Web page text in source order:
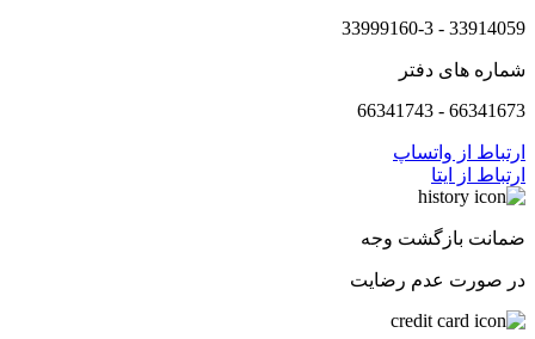
33914059 - 33999160-3
شماره های دفتر
66341673 - 66341743
ارتباط از واتساپ
ارتباط از ایتا
ضمانت بازگشت وجه
در صورت عدم رضایت